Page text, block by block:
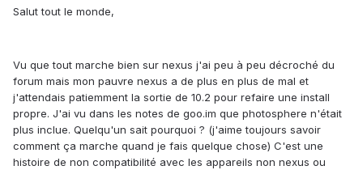
Salut tout le monde,
Vu que tout marche bien sur nexus j'ai peu à peu décroché du
forum mais mon pauvre nexus a de plus en plus de mal et
j'attendais patiemment la sortie de 10.2 pour refaire une install
propre. J'ai vu dans les notes de goo.im que photosphere n'était
plus inclue. Quelqu'un sait pourquoi ? (j'aime toujours savoir
comment ça marche quand je fais quelque chose) C'est une
histoire de non compatibilité avec les appareils non nexus ou